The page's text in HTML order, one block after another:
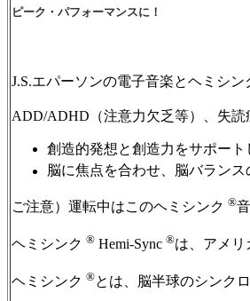
ピーク・パフォーマンスに！
J.S.エパーソンの電子音楽とヘミシン
ADD/ADHD（注意力欠乏等）、失読
創造的発想と創造力をサポート
脳に焦点を合わせ、脳バラン
ご注意）運転中はこのヘミシンク ®
ヘミシンク ® Hemi-Sync ®は、アメリ
ヘミシンク ®とは、脳半球のシンク